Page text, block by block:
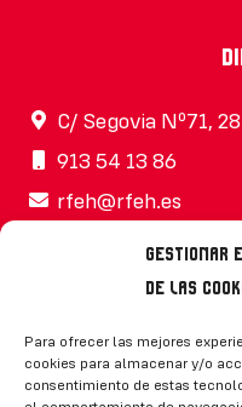
Gestionar
de las
Para ofrecer las mejores
cookies para almacenar y/o
consentimiento de estas
C/ Segovia Nº71,
913 54 13 86
rfeh@rfeh.es